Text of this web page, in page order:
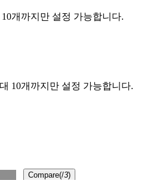
개까지만 설정 가능합니다.
10개까지만 설정 가능합니다.
Compare(/3)